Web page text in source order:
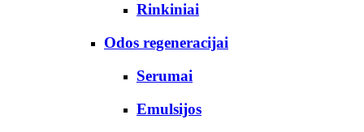
Rinkiniai
Odos regeneracijai
Serumai
Emulsijos